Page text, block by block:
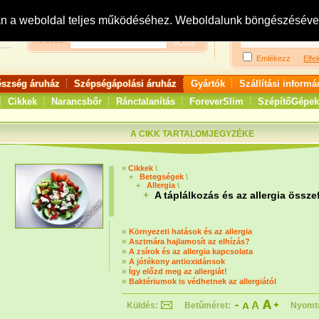
a weboldal teljes működéséhez. Weboldalunk
Keresés:
Bejelentkezés:
Emlékezz
áruház Szépségápolási áruház Gyártók Szállítási
Cikkek Narancsbőr Ránctalanítás ForeverSlim SzépítőGépek
A CIKK TARTALOMJEGYZÉKE
» Cikkek \
+
Betegségek \
+
Allergia \
+ A táplálkozás és az allergia
» Környezeti hatások és az allergia
» Asztmára hajlamosít az elhízás?
» A zsírok és az allergia kapcsolata
» A jótékony antioxidánsok
» Így előzd meg az allergiát!
» Baktériumok is védhetnek az allergiától
Küldés: Betűméret: